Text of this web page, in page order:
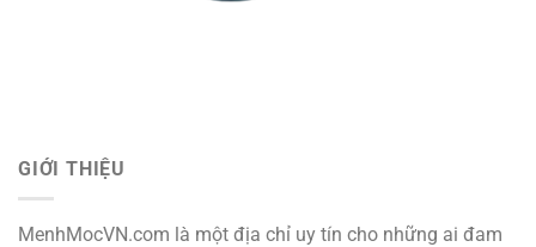
GIỚI THIỆU
MenhMocVN.com là một địa chỉ uy tín cho những ai đam